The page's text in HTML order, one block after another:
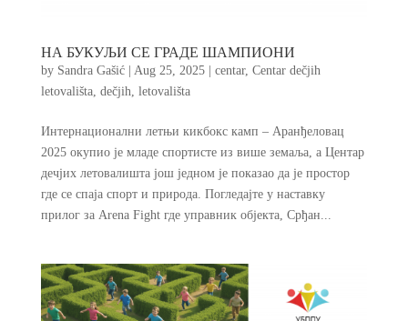
НА БУКУЉИ СЕ ГРАДЕ ШАМПИОНИ
by Sandra Gašić| Aug 25, 2025| centar, Centar dečjih
letovališta, dečjih, letovališta
Интернационални летњи кикбокс камп – Аранђеловац
2025 окупио је младе спортисте из више земаља, а Центар
дечјих летовалишта још једном је показао да је простор
где се спаја спорт и природа. Погледајте у наставку
прилог за Arena Fight где управник објекта, Срђан...